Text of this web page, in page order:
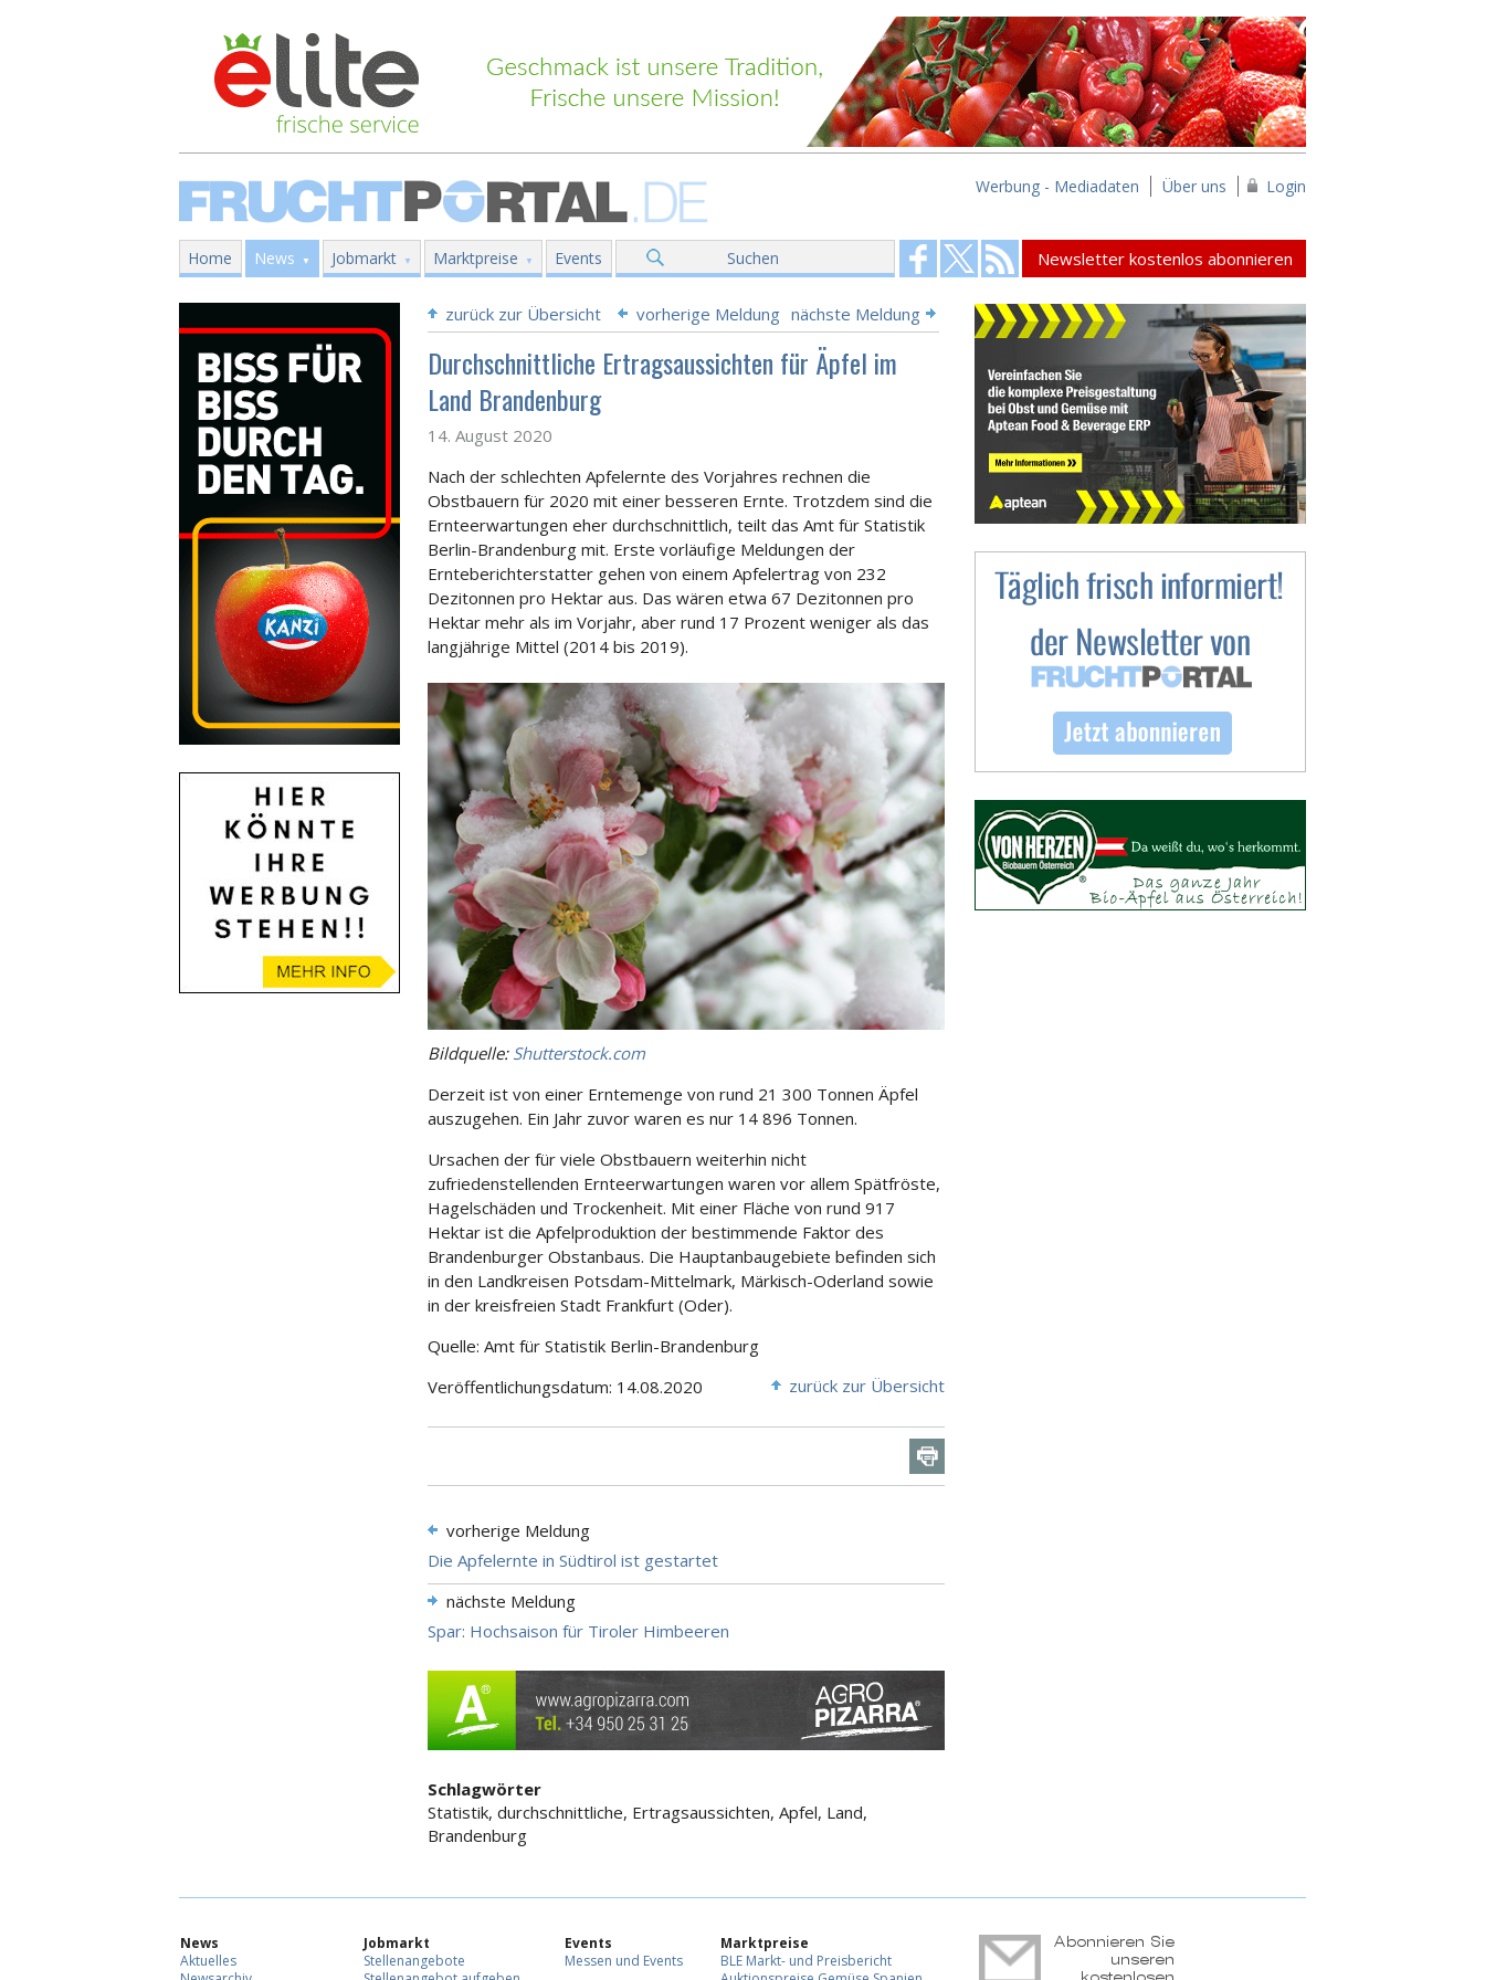
Werbung - Mediadaten Über uns Login
Home News Jobmarkt Marktpreise Events Suchen Newsletter kostenlos abonnieren
zurück zur Übersicht vorherige Meldung nächste Meldung
Durchschnittliche Ertragsaussichten für Äpfel im
Land Brandenburg
14. August 2020
Nach der schlechten Apfelernte des Vorjahres rechnen die
Obstbauern für 2020 mit einer besseren Ernte. Trotzdem sind die
Ernteerwartungen eher durchschnittlich, teilt das Amt für Statistik
Berlin-Brandenburg mit. Erste vorläufige Meldungen der
Ernteberichterstatter gehen von einem Apfelertrag von 232
Dezitonnen pro Hektar aus. Das wären etwa 67 Dezitonnen pro
Hektar mehr als im Vorjahr, aber rund 17 Prozent weniger als das
langjährige Mittel (2014 bis 2019).
Bildquelle: Shutterstock.com
Derzeit ist von einer Erntemenge von rund 21 300 Tonnen Äpfel
auszugehen. Ein Jahr zuvor waren es nur 14 896 Tonnen.
Ursachen der für viele Obstbauern weiterhin nicht
zufriedenstellenden Ernteerwartungen waren vor allem Spätfröste,
Hagelschäden und Trockenheit. Mit einer Fläche von rund 917
Hektar ist die Apfelproduktion der bestimmende Faktor des
Brandenburger Obstanbaus. Die Hauptanbaugebiete befinden sich
in den Landkreisen Potsdam-Mittelmark, Märkisch-Oderland sowie
in der kreisfreien Stadt Frankfurt (Oder).
Quelle: Amt für Statistik Berlin-Brandenburg
Veröffentlichungsdatum: 14.08.2020
zurück zur Übersicht
vorherige Meldung
Die Apfelernte in Südtirol ist gestartet
nächste Meldung
Spar: Hochsaison für Tiroler Himbeeren
Schlagwörter
Statistik, durchschnittliche, Ertragsaussichten, Apfel, Land,
Brandenburg
News
Aktuelles
Jobmarkt
Stellenangebote
Events
Messen und Events
Marktpreise
BLE Markt- und Preisbericht